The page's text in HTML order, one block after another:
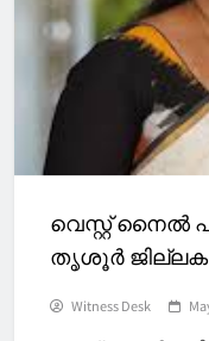
വെസ്റ്റ് നൈല്‍
തൃശൂര്‍
Witness Desk